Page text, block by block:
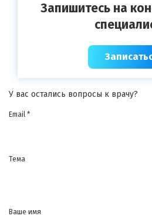
Запишитесь на
У вас остались вопросы к врачу?
Email *
Тема
Ваше имя